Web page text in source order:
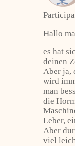
Hallo
es hat
deinen
Aber ja,
wird
man
die
Leber,
Aber
viel